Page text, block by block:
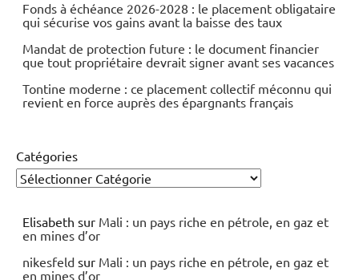
Fonds à échéance 2026-2028 : le placement obligataire
qui sécurise vos gains avant la baisse des taux
Mandat de protection future : le document financier
que tout propriétaire devrait signer avant ses vacances
Tontine moderne : ce placement collectif méconnu qui
revient en force auprès des épargnants français
Catégories
Elisabeth sur Mali : un pays riche en pétrole, en gaz et
en mines d’or
nikesfeld sur Mali : un pays riche en pétrole, en gaz et
en mines d’or